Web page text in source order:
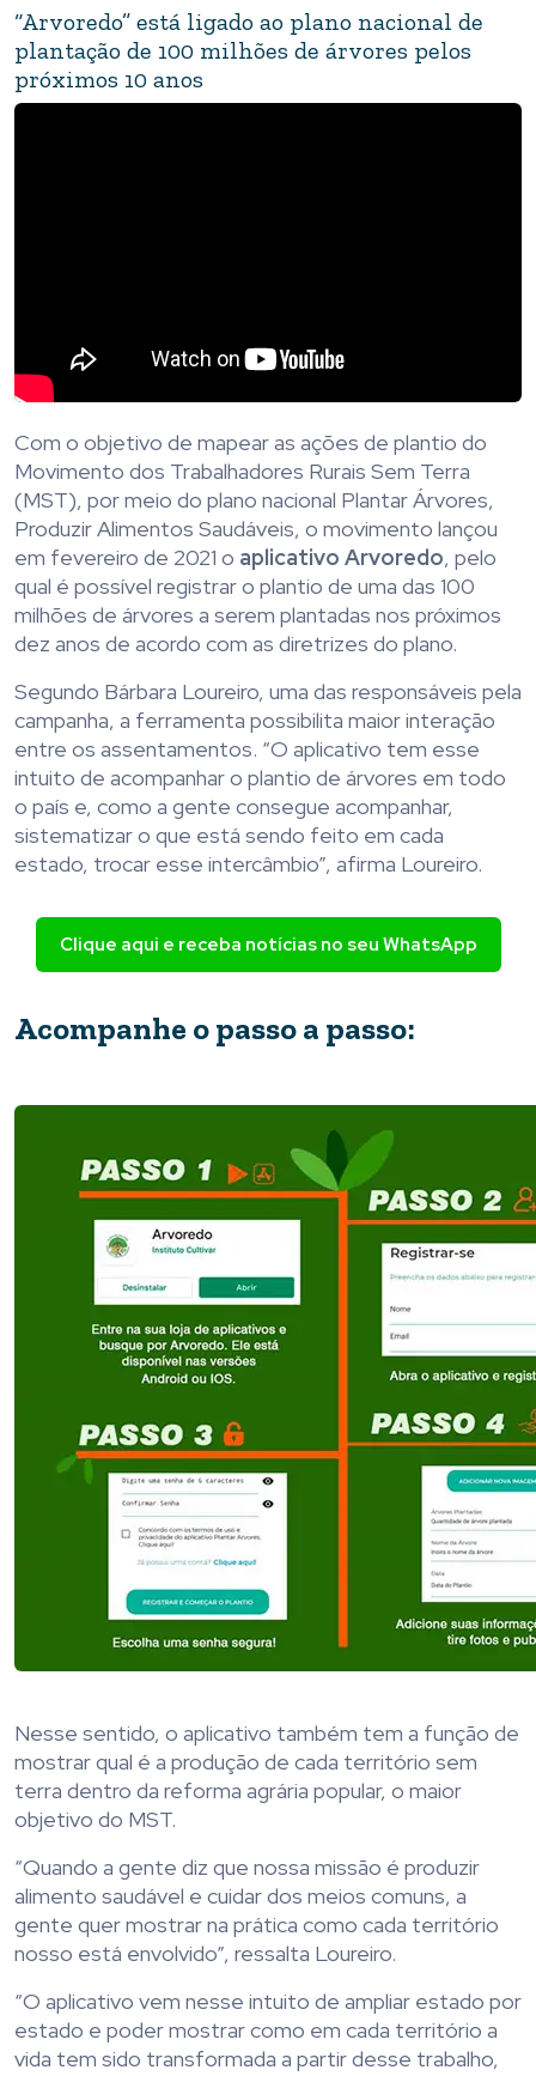
“Arvoredo” está ligado ao plano nacional de
plantação de 100 milhões de árvores pelos
próximos 10 anos
Com o objetivo de mapear as ações de plantio do
Movimento dos Trabalhadores Rurais Sem Terra
(MST), por meio do plano nacional Plantar Árvores,
Produzir Alimentos Saudáveis, o movimento lançou
em fevereiro de 2021 o aplicativo Arvoredo, pelo
qual é possível registrar o plantio de uma das 100
milhões de árvores a serem plantadas nos próximos
dez anos de acordo com as diretrizes do plano.
Segundo Bárbara Loureiro, uma das responsáveis pela
campanha, a ferramenta possibilita maior interação
entre os assentamentos. “O aplicativo tem esse
intuito de acompanhar o plantio de árvores em todo
o país e, como a gente consegue acompanhar,
sistematizar o que está sendo feito em cada
estado, trocar esse intercâmbio”, afirma Loureiro.
Clique aqui e receba notícias no seu WhatsApp
Acompanhe o passo a passo:
Nesse sentido, o aplicativo também tem a função de
mostrar qual é a produção de cada território sem
terra dentro da reforma agrária popular, o maior
objetivo do MST.
“Quando a gente diz que nossa missão é produzir
alimento saudável e cuidar dos meios comuns, a
gente quer mostrar na prática como cada território
nosso está envolvido”, ressalta Loureiro.
“O aplicativo vem nesse intuito de ampliar estado por
estado e poder mostrar como em cada território a
vida tem sido transformada a partir desse trabalho,